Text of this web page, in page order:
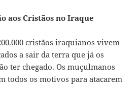
aos Cristãos no Iraque
cristãos iraquianos vivem
a sair da terra que já os
ter chegado. Os muçulmanos
todos os motivos para atacarem